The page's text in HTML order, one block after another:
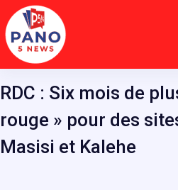
Passer
au
contenu
RDC : Six mois de
rouge » pour des
Masisi et Kalehe